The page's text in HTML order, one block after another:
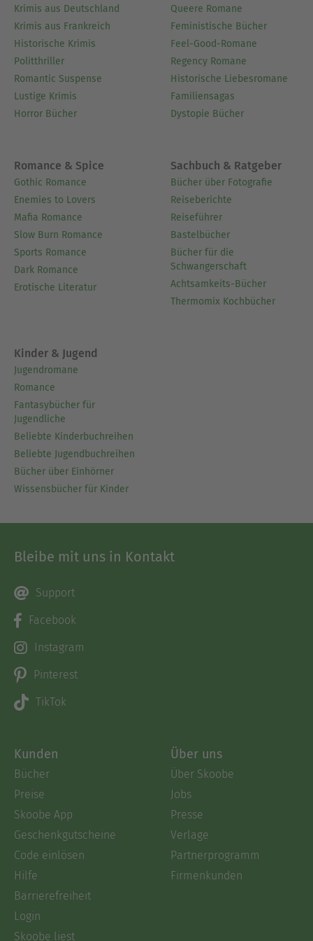
Krimis aus Deutschland
Krimis aus Frankreich
Historische Krimis
Politthriller
Romantic Suspense
Lustige Krimis
Horror Bücher
Queere Romane
Feministische Bücher
Feel-Good-Romane
Regency Romane
Historische Liebesromane
Familiensagas
Dystopie Bücher
Romance & Spice
Gothic Romance
Enemies to Lovers
Mafia Romance
Slow Burn Romance
Sports Romance
Dark Romance
Erotische Literatur
Sachbuch & Ratgeber
Bücher über Fotografie
Reiseberichte
Reiseführer
Bastelbücher
Bücher für die
Schwangerschaft
Achtsamkeits-Bücher
Thermomix Kochbücher
Kinder & Jugend
Jugendromane
Romance
Fantasybücher für
Jugendliche
Beliebte Kinderbuchreihen
Beliebte Jugendbuchreihen
Bücher über Einhörner
Wissensbücher für Kinder
Bleibe mit uns in Kontakt
Support
Facebook
Instagram
Pinterest
TikTok
Kunden
Bücher
Preise
Skoobe App
Geschenkgutscheine
Code einlösen
Hilfe
Barrierefreiheit
Login
Skoobe liest
Über uns
Über Skoobe
Jobs
Presse
Verlage
Partnerprogramm
Firmenkunden